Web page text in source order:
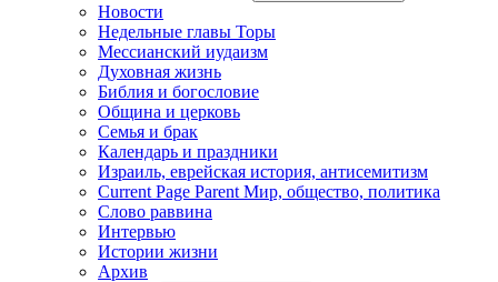
Новости
Недельные главы Торы
Мессианский иудаизм
Духовная жизнь
Библия и богословие
Община и церковь
Семья и брак
Календарь и праздники
Израиль, еврейская история, антисемитизм
Current Page Parent Мир, общество, политика
Слово раввина
Интервью
Истории жизни
Архив